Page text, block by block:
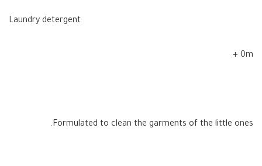
Laundry detergent
0m +
Formulated to clean the garments of the little ones.